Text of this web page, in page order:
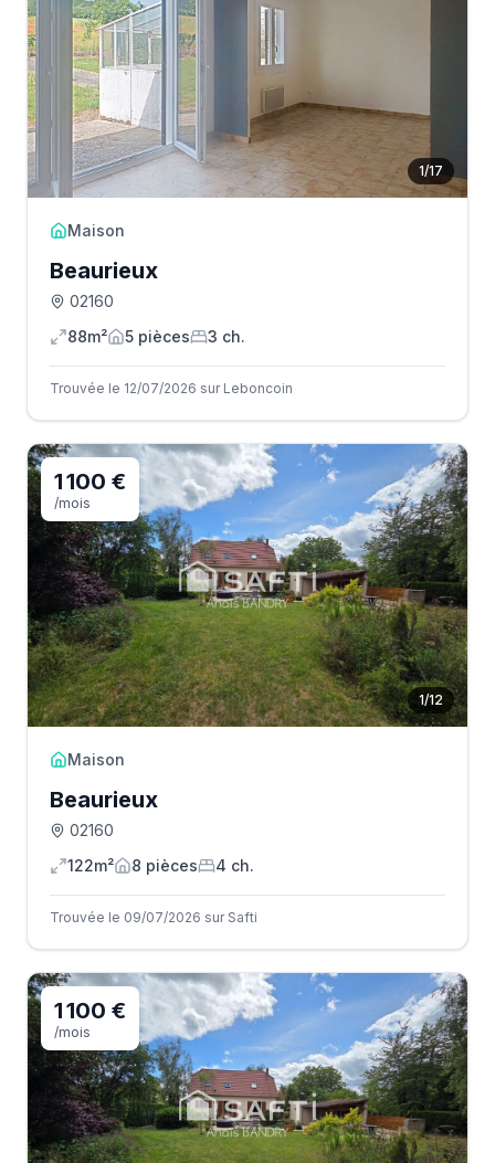
1/17
Maison
Beaurieux
02160
88m²
5 pièces 3 ch.
Trouvée le 12/07/2026 sur Leboncoin
1/12
1 100 €
/mois
Maison
Beaurieux
02160
122m²
8 pièces 4 ch.
Trouvée le 09/07/2026 sur Safti
1 100 €
/mois